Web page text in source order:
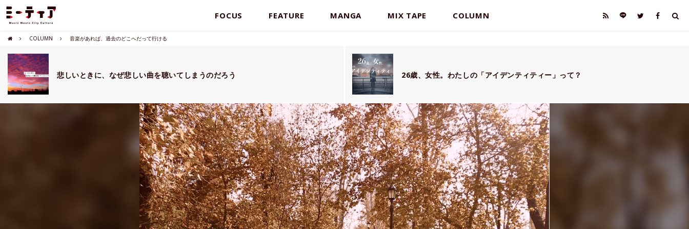
FOCUS FEATURE MANGA MIX TAPE COLUMN
COLUMN 音楽があれば、過去のどこへだって行ける
悲しいときに、なぜ悲しい曲を聴いてしまうのだろう 26歳、女性。わたしの「アイデンティティー」って？